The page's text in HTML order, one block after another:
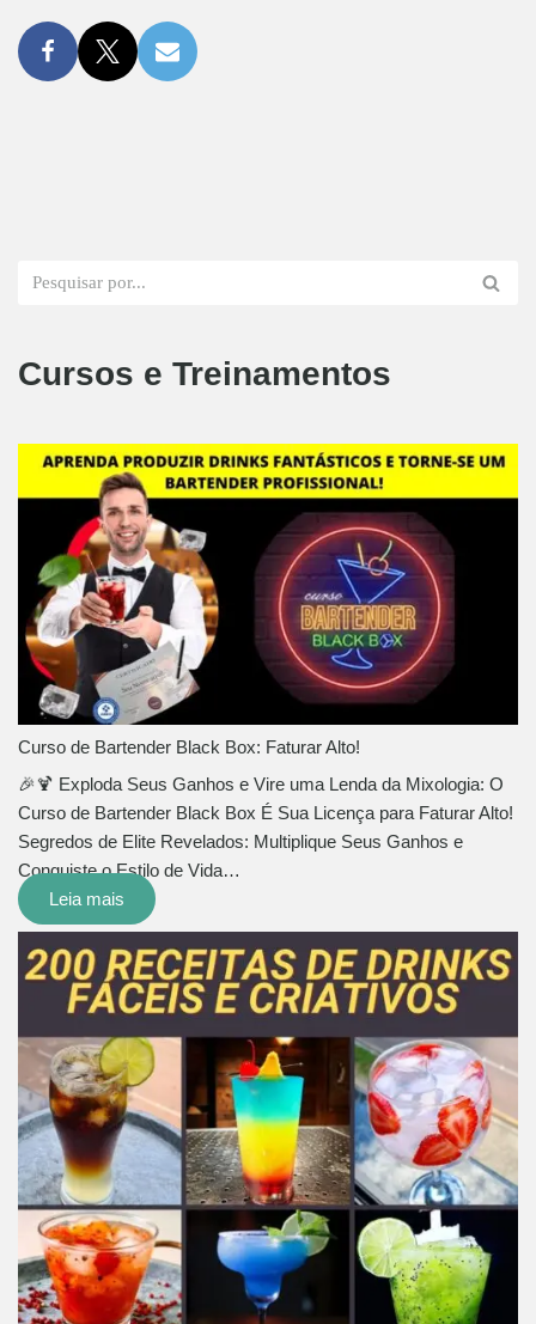
Cursos e Treinamentos
Curso de Bartender Black Box: Faturar Alto!
🎉🍹 Exploda Seus Ganhos e Vire uma Lenda da Mixologia: O
Curso de Bartender Black Box É Sua Licença para Faturar Alto!
Segredos de Elite Revelados: Multiplique Seus Ganhos e
Conquiste o Estilo de Vida…
Leia mais